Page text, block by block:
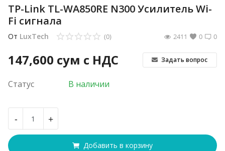
TP-Link TL-WA850RE N300 Усилитель Wi-
Fi сигнала
От LuxTech 0
(0) 0
2411
147,600 сум с НДС Задать вопрос
Статус В наличии
- +
Добавить в корзину